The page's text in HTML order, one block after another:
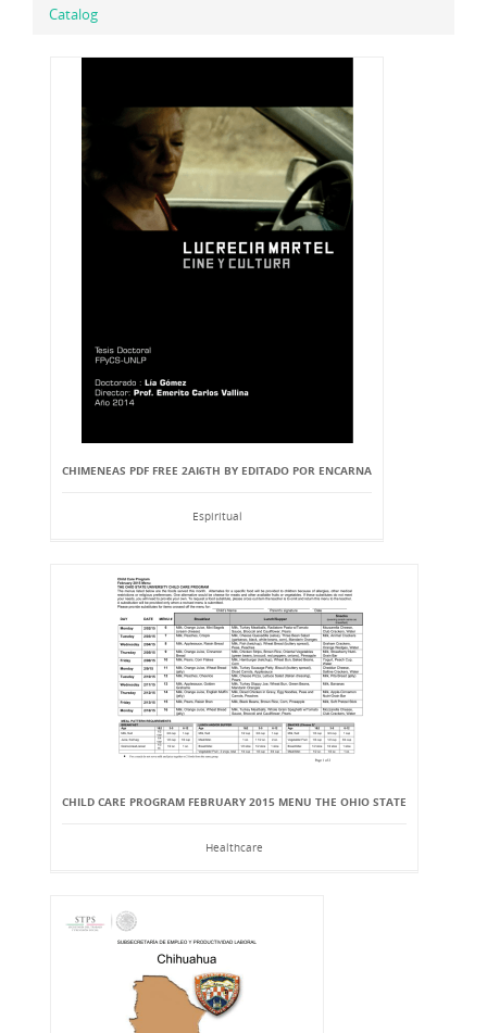
Catalog
CHIMENEAS PDF FREE 2AI6TH BY EDITADO POR ENCARNA
Espiritual
CHILD CARE PROGRAM FEBRUARY 2015 MENU THE OHIO STATE
Healthcare